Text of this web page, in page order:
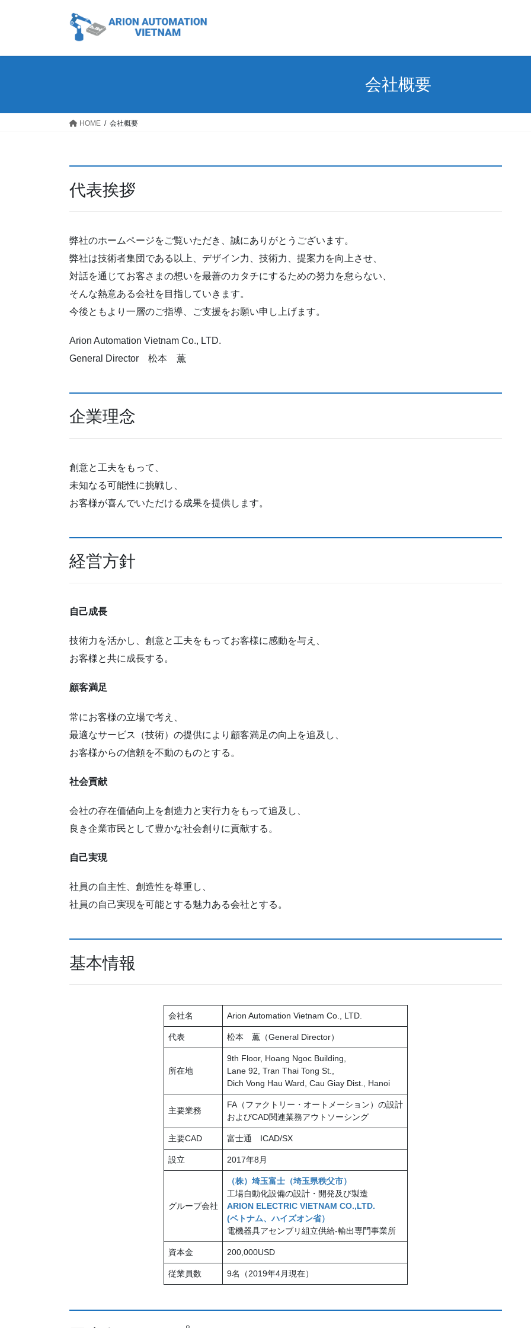
会社概要
HOME 会社概要
代表挨拶
弊社のホームページをご覧いただき、誠にありがとうございます。
弊社は技術者集団である以上、デザイン力、技術力、提案力を向上させ、
対話を通じてお客さまの想いを最善のカタチにするための努力を怠らない、
そんな熱意ある会社を目指していきます。
今後ともより一層のご指導、ご支援をお願い申し上げます。
Arion Automation Vietnam Co., LTD.
General Director 松本 薫
企業理念
創意と工夫をもって、
未知なる可能性に挑戦し、
お客様が喜んでいただける成果を提供します。
経営方針
自己成長
技術力を活かし、創意と工夫をもってお客様に感動を与え、
お客様と共に成長する。
顧客満足
常にお客様の立場で考え、
最適なサービス（技術）の提供により顧客満足の向上を追及し、
お客様からの信頼を不動のものとする。
社会貢献
会社の存在価値向上を創造力と実行力をもって追及し、
良き企業市民として豊かな社会創りに貢献する。
自己実現
社員の自主性、創造性を尊重し、
社員の自己実現を可能とする魅力ある会社とする。
基本情報
会社名 Arion Automation Vietnam Co., LTD.
代表 松本 薫（General Director）
所在地
9th Floor, Hoang Ngoc Building,
Lane 92, Tran Thai Tong St.,
Dich Vong Hau Ward, Cau Giay Dist., Hanoi
主要業務
FA（ファクトリー・オートメーション）の設計
およびCAD関連業務アウトソーシング
主要CAD 富士通 ICAD/SX
設立 2017年8月
グループ会社
（株）埼玉富士（埼玉県秩父市）
工場自動化設備の設計・開発及び製造
ARION ELECTRIC VIETNAM CO.,LTD.
(ベトナム、ハイズオン省）
電機器具アセンブリ組立供給-輸出専門事業所
資本金 200,000USD
従業員数 9名（2019年4月現在）